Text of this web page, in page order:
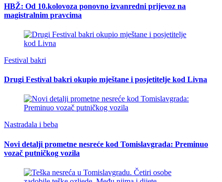
HBŽ: Od 10.kolovoza ponovno izvanredni prijevoz na
magistralnim pravcima
Festival bakri
Drugi Festival bakri okupio mještane i posjetitelje kod Livna
Nastradala i beba
Novi detalji prometne nesreće kod Tomislavgrada: Preminuo
vozač putničkog vozila